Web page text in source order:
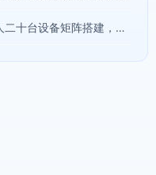
小红书图文量化获客实战课：单人二十台设备矩阵搭建，标准化流程高效批量引流获客